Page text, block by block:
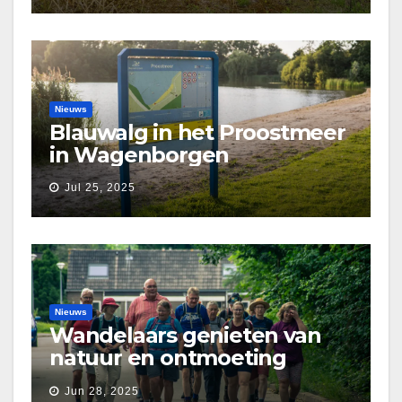
Nieuws
Blauwalg in het Proostmeer
in Wagenborgen
Jul 25, 2025
Nieuws
Wandelaars genieten van
natuur en ontmoeting
tijdens Etapperonde
Jun 28, 2025